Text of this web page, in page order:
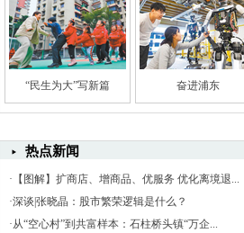
“民生为大”写新篇 奋进浦东
热点新闻
· 【图解】扩商店、增商品、优服务 优化离境退...
·深谈|张晓晶：股市繁荣逻辑是什么？
·从“空心村”到共富样本：石柱桥头镇“万企...